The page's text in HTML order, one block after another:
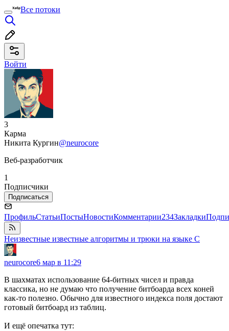
Все потоки
Войти
3
Карма
Никита Кургин@neurocore
Веб-разработчик
1
Подписчики
Подписаться
ПрофильСтатьиПостыНовостиКомментарии234Закладки
Неизвестные известные алгоритмы и трюки на языке C
neurocore6 мар в 11:29
В шахматах использование 64-битных чисел и правда
классика, но не думаю что получение битбоарда всех коней
как-то полезно. Обычно для известного индекса поля достают
готовый битбоард из таблиц.
И ещё опечатка тут: